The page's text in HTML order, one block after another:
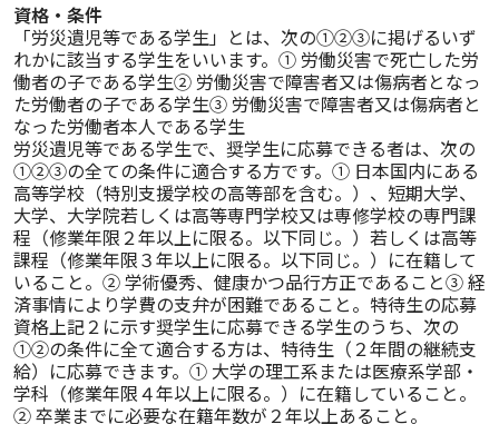
資格・条件
「労災遺児等である学生」とは、次の①②③に掲げるいず
れかに該当する学生をいいます。① 労働災害で死亡した労
働者の子である学生② 労働災害で障害者又は傷病者となっ
た労働者の子である学生③ 労働災害で障害者又は傷病者と
なった労働者本人である学生
労災遺児等である学生で、奨学生に応募できる者は、次の
①②③の全ての条件に適合する方です。① 日本国内にある
高等学校（特別支援学校の高等部を含む。）、短期大学、
大学、大学院若しくは高等専門学校又は専修学校の専門課
程（修業年限２年以上に限る。以下同じ。）若しくは高等
課程（修業年限３年以上に限る。以下同じ。）に在籍して
いること。② 学術優秀、健康かつ品行方正であること③ 経
済事情により学費の支弁が困難であること。特待生の応募
資格上記２に示す奨学生に応募できる学生のうち、次の
①②の条件に全て適合する方は、特待生（２年間の継続支
給）に応募できます。① 大学の理工系または医療系学部・
学科（修業年限４年以上に限る。）に在籍していること。